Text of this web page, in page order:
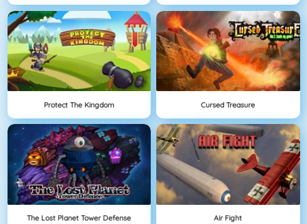
Protect The Kingdom Cursed Treasure
The Lost Planet Tower Defense Air Fight